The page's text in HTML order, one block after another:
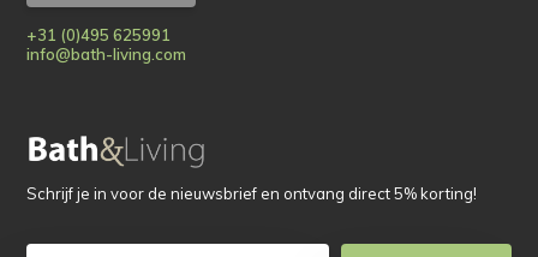
+31 (0)495 625991
info@bath-living.com
Schrijf je in voor de nieuwsbrief en ontvang direct 5% korting!